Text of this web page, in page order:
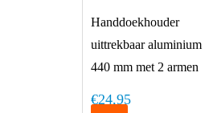
Handdoekhouder
uittrekbaar aluminium
440 mm met 2 armen
€24,95